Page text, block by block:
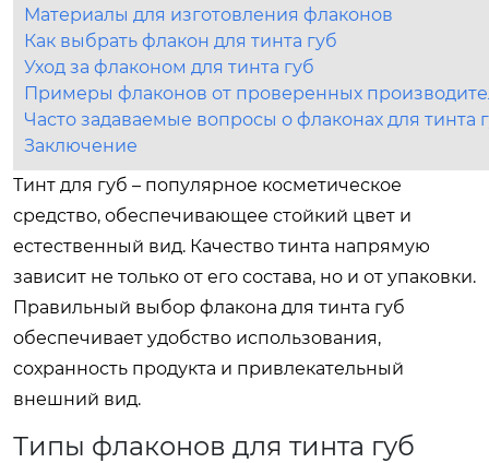
Материалы для изготовления флаконов
Как выбрать флакон для тинта губ
Уход за флаконом для тинта губ
Примеры флаконов от проверенных
Часто задаваемые вопросы о флаконах для тинта
Заключение
Тинт для губ – популярное косметическое
средство, обеспечивающее стойкий цвет и
естественный вид. Качество тинта напрямую
зависит не только от его состава, но и от упаковки.
Правильный выбор флакона для тинта губ
обеспечивает удобство использования,
сохранность продукта и привлекательный
внешний вид.
Типы флаконов для тинта губ